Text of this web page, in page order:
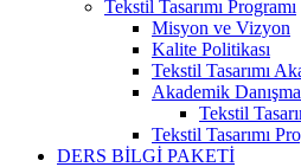
Tekstil Tasarımı Programı
Misyon ve Vizyon
Kalite Politikası
Tekstil Tasarımı
Akademik
Tekstil
Tekstil Tasarımı
DERS BİLGİ PAKETİ